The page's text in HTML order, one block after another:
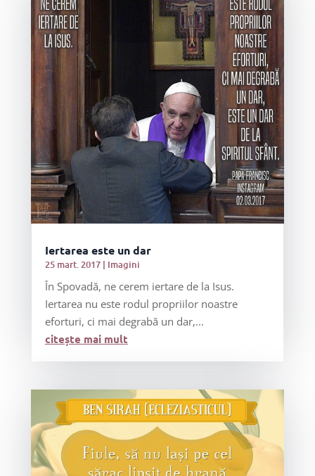
Iertarea este un dar
25 mart. 2017| Imagini
În Spovadă, ne cerem iertare de la Isus.
Iertarea nu este rodul propriilor noastre
eforturi, ci mai degrabă un dar,...
citește mai mult